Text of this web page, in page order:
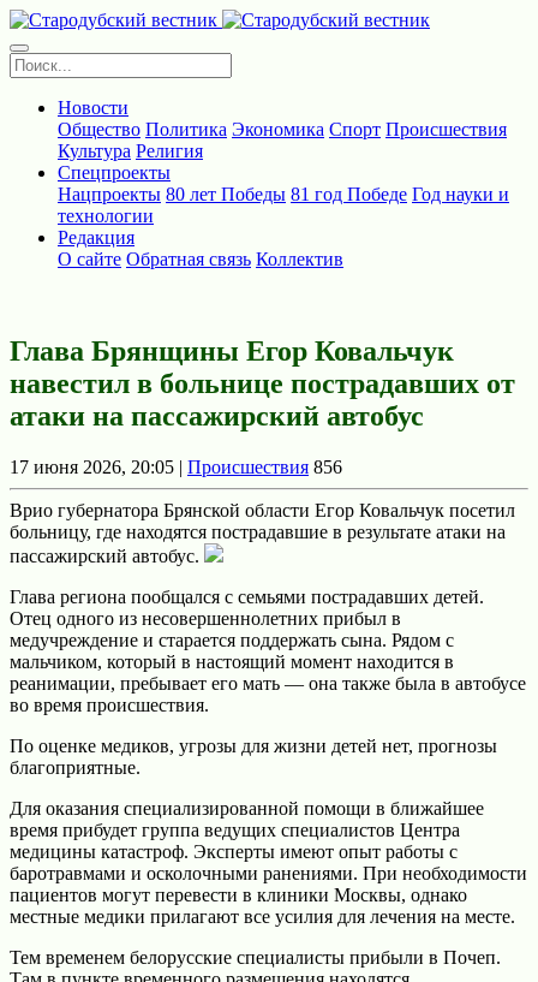
Новости
Общество Политика Экономика Спорт Происшествия
Культура Религия
Спецпроекты
Нацпроекты 80 лет Победы 81 год Победе Год науки и
технологии
Редакция
О сайте Обратная связь Коллектив
Глава Брянщины Егор Ковальчук
навестил в больнице пострадавших от
атаки на пассажирский автобус
17 июня 2026, 20:05 | Происшествия 856
Врио губернатора Брянской области Егор Ковальчук посетил
больницу, где находятся пострадавшие в результате атаки на
пассажирский автобус.
Глава региона пообщался с семьями пострадавших детей.
Отец одного из несовершеннолетних прибыл в
медучреждение и старается поддержать сына. Рядом с
мальчиком, который в настоящий момент находится в
реанимации, пребывает его мать — она также была в автобусе
во время происшествия.
По оценке медиков, угрозы для жизни детей нет, прогнозы
благоприятные.
Для оказания специализированной помощи в ближайшее
время прибудет группа ведущих специалистов Центра
медицины катастроф. Эксперты имеют опыт работы с
баротравмами и осколочными ранениями. При необходимости
пациентов могут перевести в клиники Москвы, однако
местные медики прилагают все усилия для лечения на месте.
Тем временем белорусские специалисты прибыли в Почеп.